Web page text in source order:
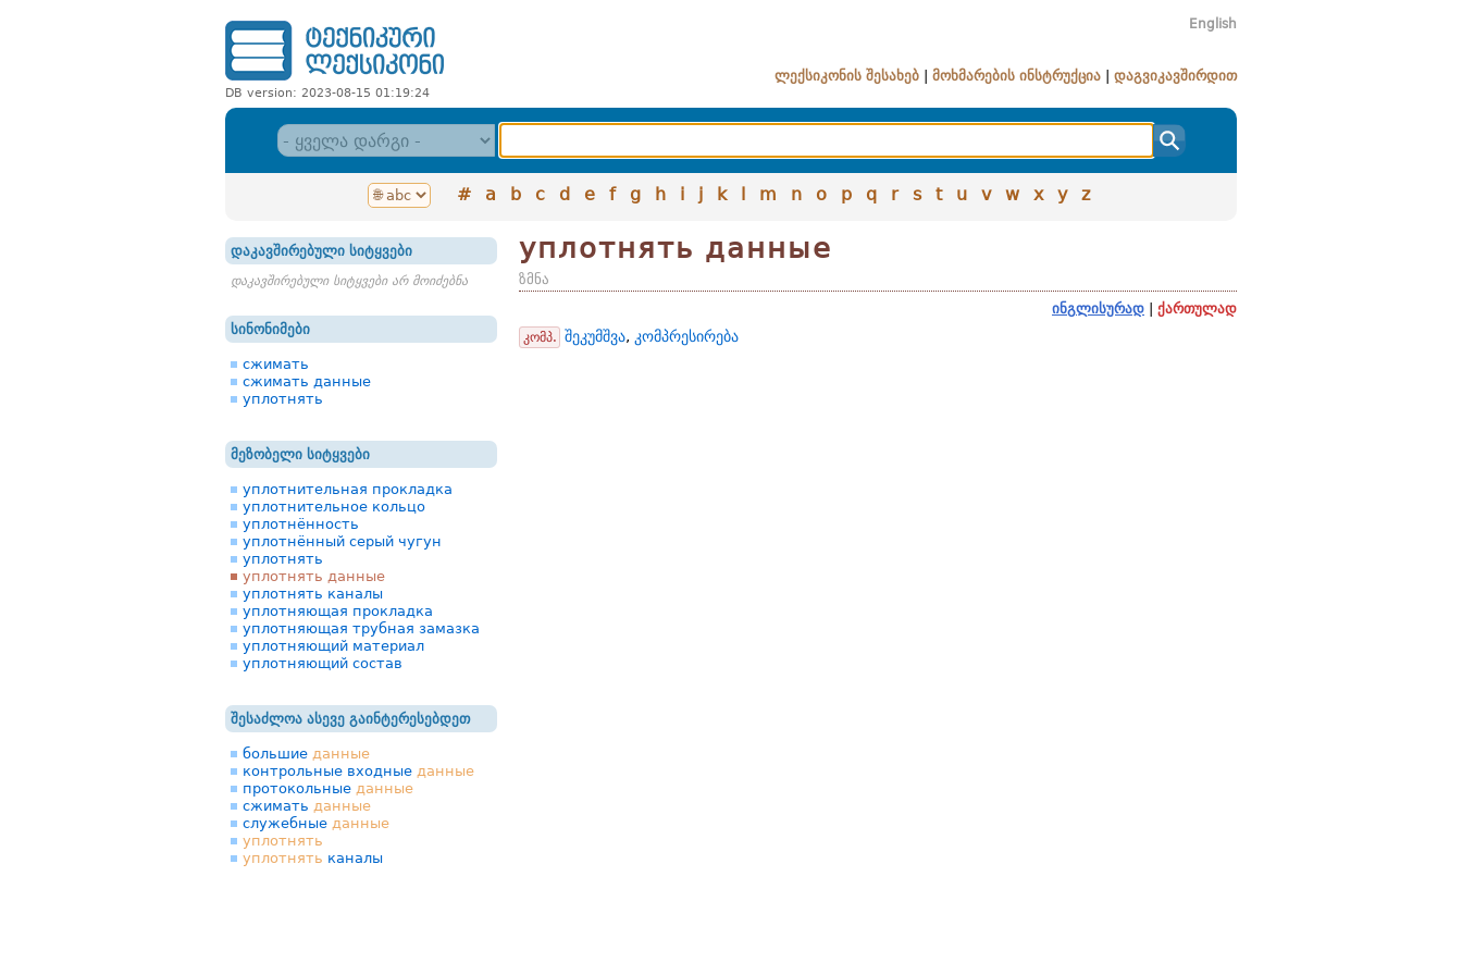
DB version: 2023-08-15 01:19:24
English
ლექსიკონის შესახებ მოხმარების ინსტრუქცია დაგვიკავშირდით
# a b c d e f g h i j k l m n o p q r s t u v w x y z
დაკავშირებული სიტყვები
დაკავშირებული სიტყვები არ მოიძებნა
სინონიმები
сжимать
сжимать данные
уплотнять
მეზობელი სიტყვები
уплотнительная прокладка
уплотнительное кольцо
уплотнённость
уплотнённый серый чугун
уплотнять
уплотнять данные
уплотнять каналы
уплотняющая прокладка
уплотняющая трубная замазка
уплотняющий материал
уплотняющий состав
შესაძლოა ასევე გაინტერესებდეთ
большие данные
контрольные входные данные
протокольные данные
сжимать данные
служебные данные
уплотнять
уплотнять каналы
уплотнять данные
ზმნა
ინგლისურად
ქართულად
კომპ. შეკუმშვა, კომპრესირება